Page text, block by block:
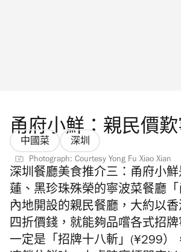
甬府小鮮：親民價
中國菜 深圳
Photograph: Courtesy Yong Fu Xiao Xian
深圳餐廳美食推介三： 甬府小
蓮、黑珍珠殊榮的寧波菜餐廳
內地開設的親民餐廳，大約以
四折價錢，就能夠品嚐各式招
一定是「招牌十八斬」(¥299）